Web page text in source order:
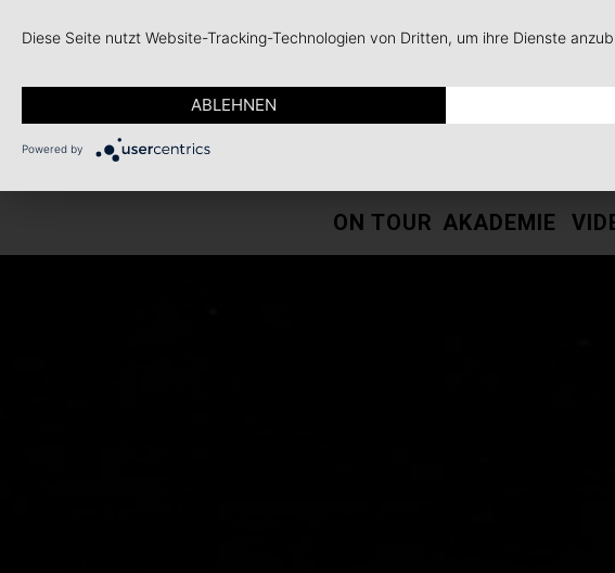
ON TOUR AKADEMIE
Diese Seite nutzt Website-Tracking-Technologien von Dritten, um ihre Dienste
ABLEHNEN
Powered by